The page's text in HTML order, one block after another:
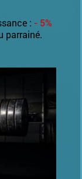
: - 5%
parrainé.